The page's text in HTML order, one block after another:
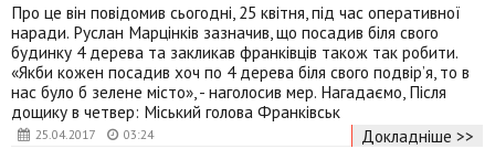
25.04.2017 03:24
Про це він повідомив сьогодні, 25 квітня, під час оперативної
наради. Руслан Марцінків зазначив, що посадив біля свого
будинку 4 дерева та закликав франківців також так робити.
«Якби кожен посадив хоч по 4 дерева біля свого подвір’я, то в
нас було б зелене місто», - наголосив мер. Нагадаємо, Після
дощику в четвер: Міський голова Франківськ
Докладніше >>